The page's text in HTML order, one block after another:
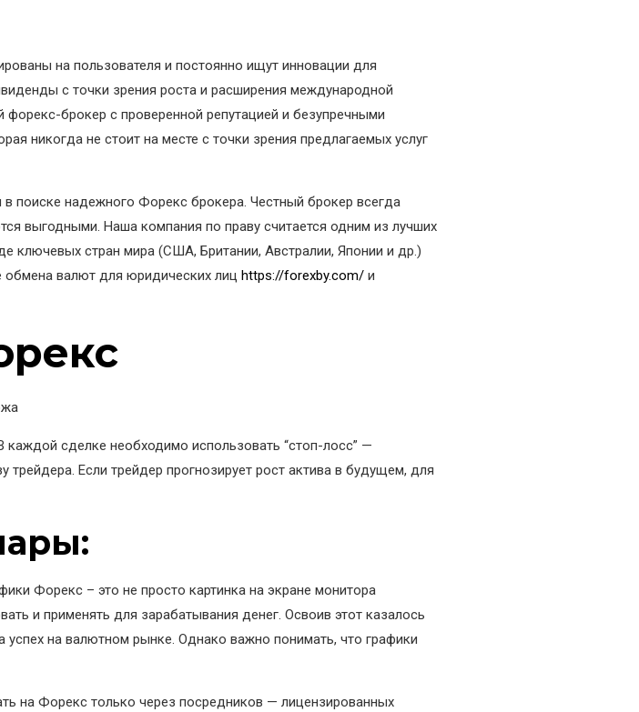
на пользователя и постоянно ищут инновации для
с точки зрения роста и расширения международной
брокер с проверенной репутацией и безупречными
никогда не стоит на месте с точки зрения предлагаемых услуг
поиске надежного Форекс брокера. Честный брокер всегда
выгодными. Наша компания по праву считается одним из лучших
ключевых стран мира (США, Британии, Австралии, Японии и др.)
валют для юридических лиц https://forexby.com/ и
сделке необходимо использовать “стоп-лосс” —
Если трейдер прогнозирует рост актива в будущем, для
Форекс – это не просто картинка на экране монитора
и применять для зарабатывания денег. Освоив этот казалось
на валютном рынке. Однако важно понимать, что графики
на Форекс только через посредников — лицензированных